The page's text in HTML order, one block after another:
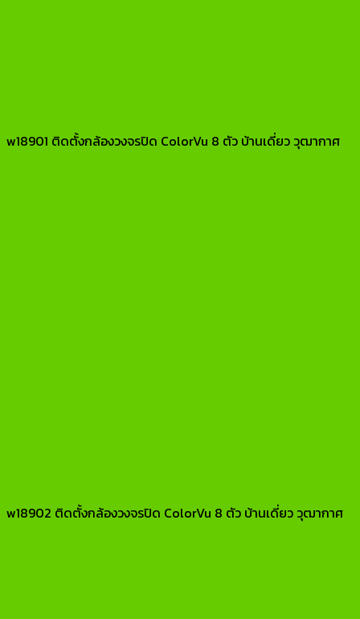
w18901 ติดตั้งกล้องวงจรปิด ColorVu 8 ตัว บ้านเดี่ยว วุฒากาศ
w18902 ติดตั้งกล้องวงจรปิด ColorVu 8 ตัว บ้านเดี่ยว วุฒากาศ